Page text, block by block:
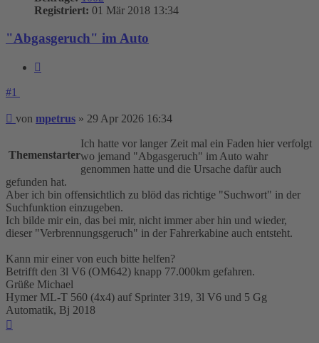
Registriert: 01 Mär 2018 13:34
"Abgasgeruch" im Auto
#1
Beitrag
von mpetrus » 29 Apr 2026 16:34
Themenstarter
Ich hatte vor langer Zeit mal ein Faden hier verfolgt
wo jemand "Abgasgeruch" im Auto wahr
genommen hatte und die Ursache dafür auch
gefunden hat.
Aber ich bin offensichtlich zu blöd das richtige "Suchwort" in der
Suchfunktion einzugeben.
Ich bilde mir ein, das bei mir, nicht immer aber hin und wieder,
dieser "Verbrennungsgeruch" in der Fahrerkabine auch entsteht.
Kann mir einer von euch bitte helfen?
Betrifft den 3l V6 (OM642) knapp 77.000km gefahren.
Grüße Michael
Hymer ML-T 560 (4x4) auf Sprinter 319, 3l V6 und 5 Gg
Automatik, Bj 2018